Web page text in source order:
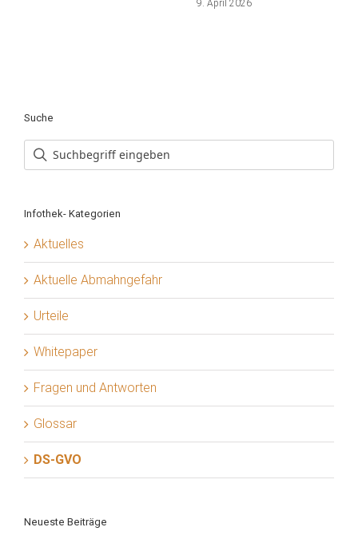
9. April 2026
Suche
Infothek- Kategorien
Aktuelles
Aktuelle Abmahngefahr
Urteile
Whitepaper
Fragen und Antworten
Glossar
DS-GVO
Neueste Beiträge